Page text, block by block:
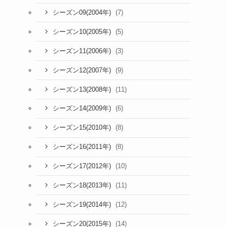
シーズン09(2004年) (7)
シーズン10(2005年) (5)
シーズン11(2006年) (3)
シーズン12(2007年) (9)
シーズン13(2008年) (11)
シーズン14(2009年) (6)
シーズン15(2010年) (8)
シーズン16(2011年) (8)
シーズン17(2012年) (10)
シーズン18(2013年) (11)
シーズン19(2014年) (12)
シーズン20(2015年) (14)